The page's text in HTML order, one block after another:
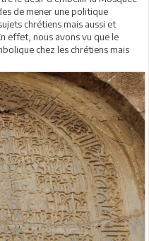
de mener une politique
chrétiens mais aussi et
effet, nous avons vu que le
chez les chrétiens mais